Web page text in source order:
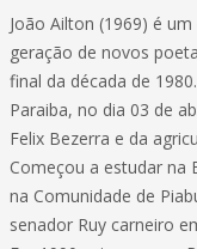
João Ailton (1969) é
geração de novos
final da década de
Paraiba, no dia 03 de
Felix Bezerra e da
Começou a estudar na
na Comunidade de
senador Ruy carneiro